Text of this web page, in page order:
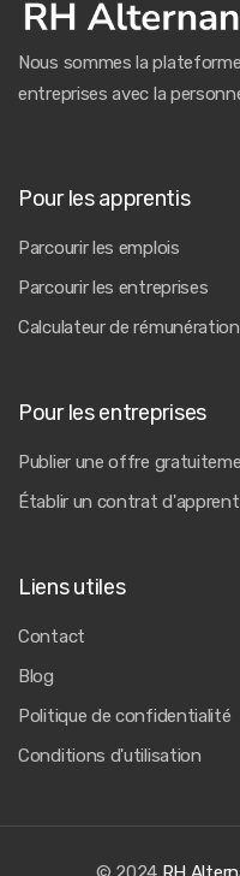
Nous sommes la
entreprises avec la
Pour les apprentis
Parcourir les emplois
Parcourir les entreprises
Calculateur de rémunération
Pour les entreprises
Publier une offre
Établir un contrat
Liens utiles
Contact
Blog
Politique de confidentialité
Conditions d'utilisation